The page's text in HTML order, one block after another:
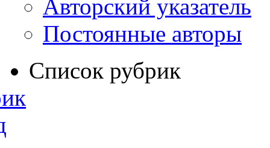
Авторский указатель
Постоянные авторы
Список рубрик